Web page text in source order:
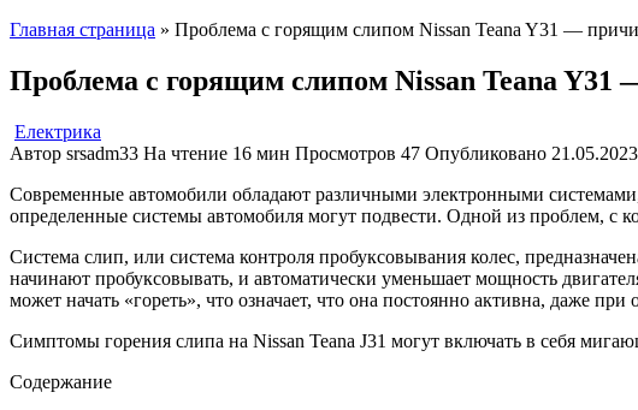
Главная страница » Проблема с горящим слипом Nissan Teana Y31 —
Проблема с горящим слипом Nissan Teana
Електрика
Автор srsadm33 На чтение 16 мин Просмотров 47 Опубликовано 21.05.2023
Современные автомобили обладают различными электронными
определенные системы автомобиля могут подвести. Одной из проблем, с
Система слип, или система контроля пробуксовывания колес,
начинают пробуксовывать, и автоматически уменьшает мощность
может начать «гореть», что означает, что она постоянно активна, даже при
Симптомы горения слипа на Nissan Teana J31 могут включать в себя
Содержание